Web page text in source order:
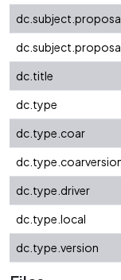
dc.title
dc.type
dc.type.coar
dc.type.driver
dc.type.local
dc.type.version